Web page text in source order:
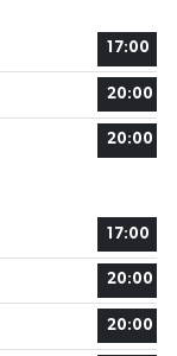
17:00
20:00
20:00
17:00
20:00
20:00